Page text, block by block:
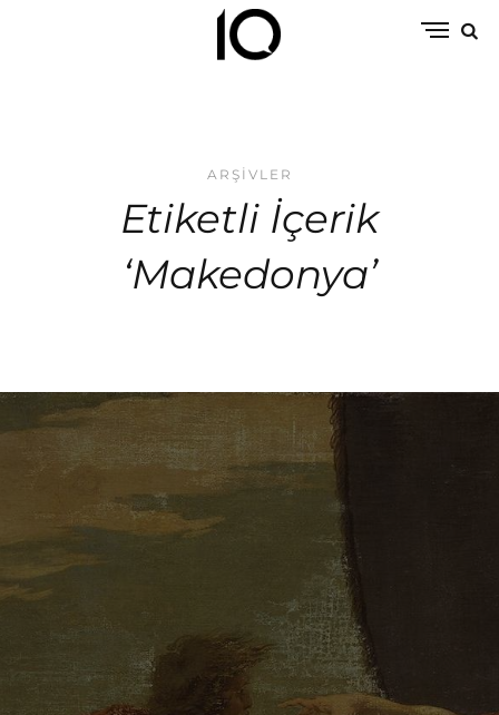
ARŞIVLER
Etiketli İçerik
‘Makedonya’